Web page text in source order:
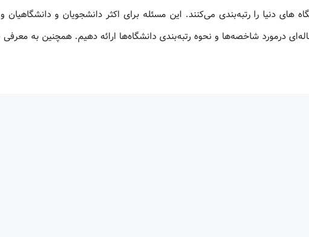
های دنیا را رتبه‌بندی می‌کنند. این مسئله برای اکثر دانشجویان و دانشگاهیان
درمورد شاخصه‌ها و نحوه رتبه‌بندی دانشگاه‌ها ارائه دهیم. همچنین به معرفی